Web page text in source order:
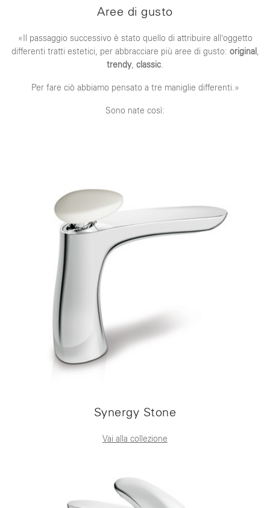
Aree di gusto
«Il passaggio successivo è stato quello di attribuire all’oggetto
differenti tratti estetici, per abbracciare più aree di gusto: original ,
trendy, classic.
Per fare ciò abbiamo pensato a tre maniglie differenti.»
Sono nate così:
Synergy Stone
Vai alla collezione